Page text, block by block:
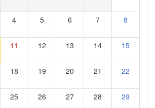
4 5 6 7 8
11 12 13 14 15
18 19 20 21 22
25 26 27 28 29